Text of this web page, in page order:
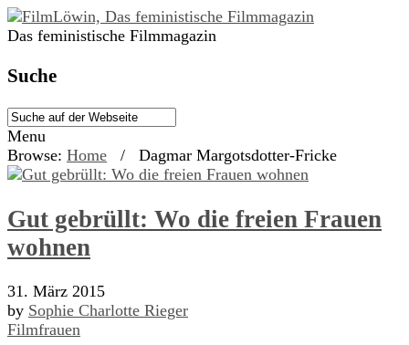
Das feministische Filmmagazin
Suche
Menu
Browse: Home / Dagmar Margotsdotter-Fricke
Gut gebrüllt: Wo die freien Frauen
wohnen
31. März 2015
by Sophie Charlotte Rieger
Filmfrauen